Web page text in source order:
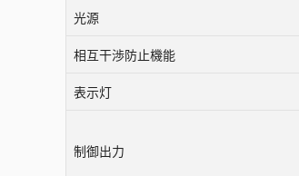
光源
相互干渉防止機能
表示灯
制御出力